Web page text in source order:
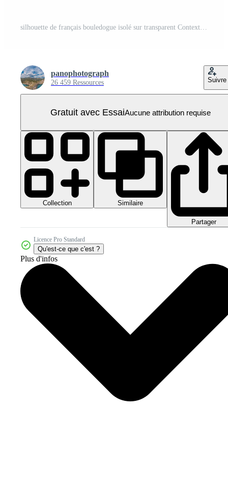
silhouette de français bouledogue isolé sur transparent Contexte PNG Pro
panophotograph
26 459 Ressources Suivre
Gratuit avec EssaiAucune attribution requise
Collection Similaire
Partager
Licence Pro Standard
Qu'est-ce que c'est ?
Plus d'infos